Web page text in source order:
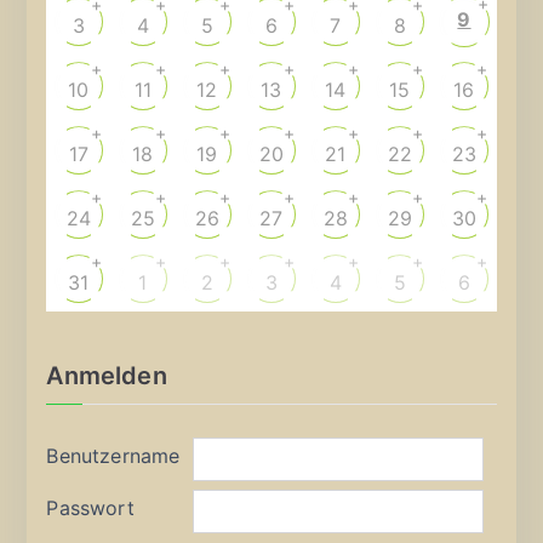
3
+
4
+
5
+
6
+
7
+
8
+
9
10
+
11
+
12
+
13
+
14
+
15
+
16
+
17
+
18
+
19
+
20
+
21
+
22
+
23
+
24
+
25
+
26
+
27
+
28
+
29
+
30
+
31
+
1
+
2
+
3
+
4
+
5
+
6
+
Anmelden
Benutzername
Passwort